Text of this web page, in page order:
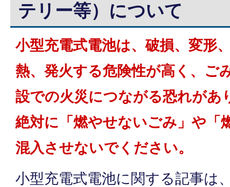
テリー等）について
小型充電式電池は、破損、変形
熱、発火する危険性が高く、ご
設での火災につながる恐れがあ
絶対に「燃やせないごみ」や「
混入させないでください。
小型充電式電池に関する記事は